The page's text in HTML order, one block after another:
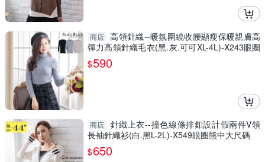
商店 高領針織--暖氛圍繞收腰顯瘦保暖親膚高
彈力高領針織毛衣(黑.灰.可可XL-4L)-X243眼圈
熊中大尺碼
$590
商店
針織上衣--撞色線條排釦設計假兩件V領
長袖針織衫(白.黑L-2L)-X549眼圈熊中大尺碼
$650